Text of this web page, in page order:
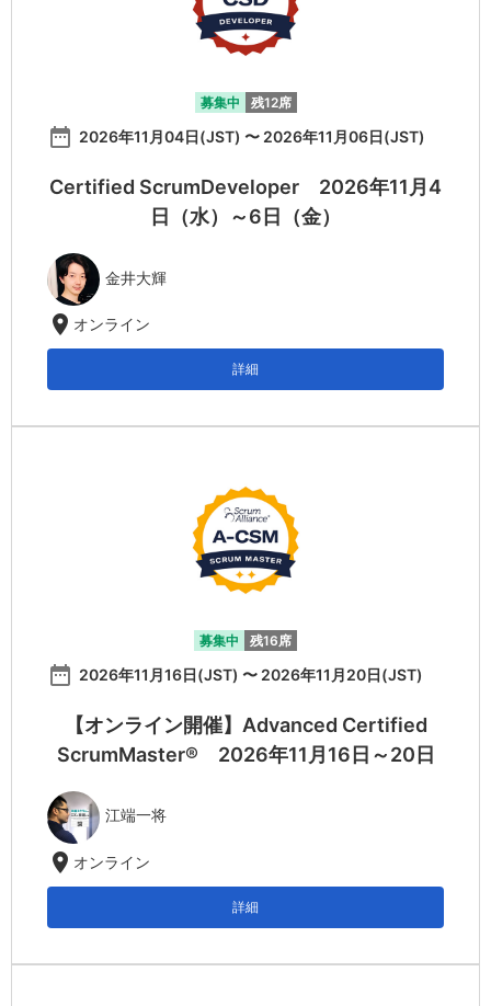
募集中 残12席
date_range 2026年11月04日(JST) 〜 2026年11月06日(JST)
Certified ScrumDeveloper 2026年11月4
日（水）～6日（金）
金井大輝
location_on オンライン
詳細
募集中 残16席
date_range 2026年11月16日(JST) 〜 2026年11月20日(JST)
【オンライン開催】Advanced Certified
ScrumMaster® 2026年11月16日～20日
江端一将
location_on オンライン
詳細